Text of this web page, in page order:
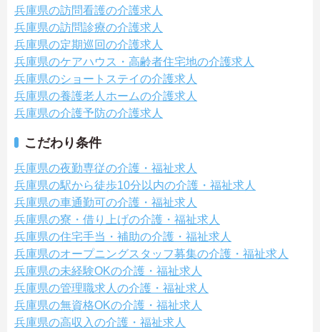
兵庫県の訪問看護の介護求人
兵庫県の訪問診療の介護求人
兵庫県の定期巡回の介護求人
兵庫県のケアハウス・高齢者住宅地の介護求人
兵庫県のショートステイの介護求人
兵庫県の養護老人ホームの介護求人
兵庫県の介護予防の介護求人
こだわり条件
兵庫県の夜勤専従の介護・福祉求人
兵庫県の駅から徒歩10分以内の介護・福祉求人
兵庫県の車通勤可の介護・福祉求人
兵庫県の寮・借り上げの介護・福祉求人
兵庫県の住宅手当・補助の介護・福祉求人
兵庫県のオープニングスタッフ募集の介護・福祉求人
兵庫県の未経験OKの介護・福祉求人
兵庫県の管理職求人の介護・福祉求人
兵庫県の無資格OKの介護・福祉求人
兵庫県の高収入の介護・福祉求人